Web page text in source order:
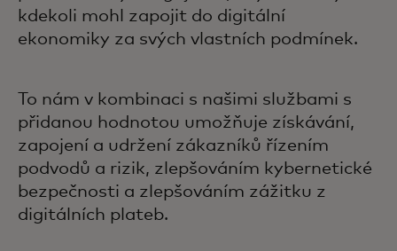
kdekoli mohl zapojit do digitální
ekonomiky za svých vlastních podmínek.
To nám v kombinaci s našimi službami s
přidanou hodnotou umožňuje získávání,
zapojení a udržení zákazníků řízením
podvodů a rizik, zlepšováním kybernetické
bezpečnosti a zlepšováním zážitku z
digitálních plateb.